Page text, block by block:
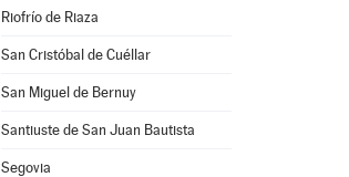
Riofrío de Riaza
San Cristóbal de Cuéllar
San Miguel de Bernuy
Santiuste de San Juan Bautista
Segovia